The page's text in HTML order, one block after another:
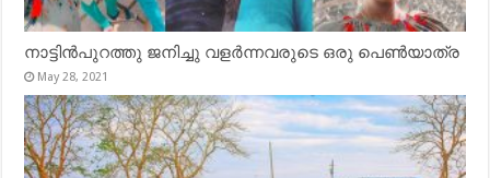
നാട്ടിൻപുറത്തു ജനിച്ചു വളർന്നവരുടെ ഒരു പെൺയാത്ര
May 28, 2021